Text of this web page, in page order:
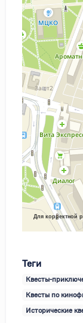
Для корректной
Теги
Квесты-
Квесты по
Исторические